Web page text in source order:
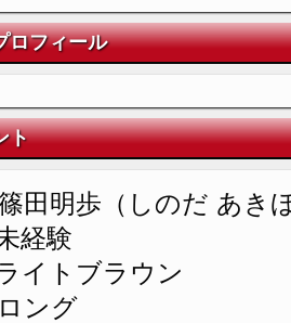
ロフィール
ト
田明歩（しのだ あき
経験
トブラウン
ング